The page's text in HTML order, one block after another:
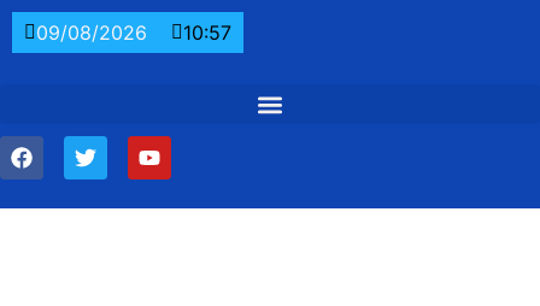
09/08/2026 10:57